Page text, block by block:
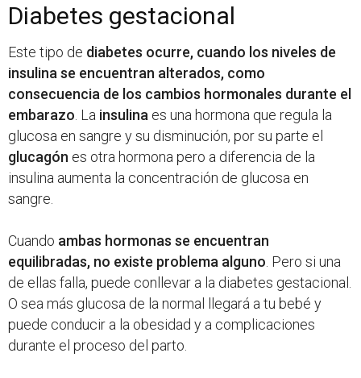
Diabetes gestacional
Este tipo de diabetes ocurre, cuando los niveles de
insulina se encuentran alterados, como
consecuencia de los cambios hormonales durante el
embarazo . La insulina es una hormona que regula la
glucosa en sangre y su disminución, por su parte el
glucagón es otra hormona pero a diferencia de la
insulina aumenta la concentración de glucosa en
sangre.
Cuando ambas hormonas se encuentran
equilibradas, no existe problema alguno . Pero si una
de ellas falla, puede conllevar a la diabetes gestacional.
O sea más glucosa de la normal llegará a tu bebé y
puede conducir a la obesidad y a complicaciones
durante el proceso del parto.